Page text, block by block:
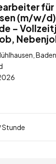
für
(m/w/
–
Stunde